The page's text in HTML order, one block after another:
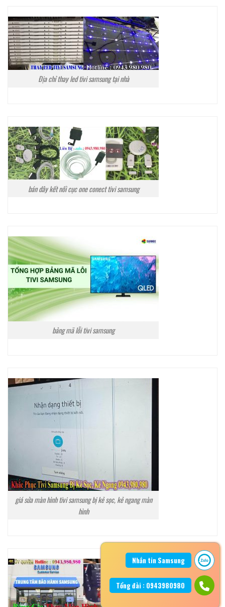
Địa chỉ thay led tivi samsung tại nhà
bán dây kết nối cục one conect tivi samsung
bảng mã lỗi tivi samsung
giá sửa màn hình tivi samsung bị kẻ sọc, kẻ ngang màn
hình
Nhắn tin Samsung
Tổng đài : 0943980980